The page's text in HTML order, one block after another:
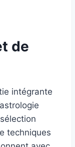
de
intégrante
techniques